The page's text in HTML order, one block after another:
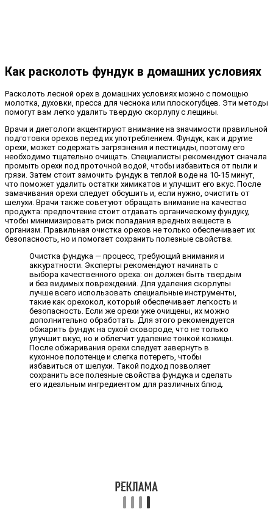
Как расколоть фундук в домашних условиях
Расколоть лесной орех в домашних условиях можно с помощью
молотка, духовки, пресса для чеснока или плоскогубцев. Эти методы
помогут вам легко удалить твердую скорлупу с лещины.
Врачи и диетологи акцентируют внимание на значимости правильной
подготовки орехов перед их употреблением. Фундук, как и другие
орехи, может содержать загрязнения и пестициды, поэтому его
необходимо тщательно очищать. Специалисты рекомендуют сначала
промыть орехи под проточной водой, чтобы избавиться от пыли и
грязи. Затем стоит замочить фундук в теплой воде на 10-15 минут,
что поможет удалить остатки химикатов и улучшит его вкус. После
замачивания орехи следует обсушить и, если нужно, очистить от
шелухи. Врачи также советуют обращать внимание на качество
продукта: предпочтение стоит отдавать органическому фундуку,
чтобы минимизировать риск попадания вредных веществ в
организм. Правильная очистка орехов не только обеспечивает их
безопасность, но и помогает сохранить полезные свойства.
Очистка фундука — процесс, требующий внимания и
аккуратности. Эксперты рекомендуют начинать с
выбора качественного ореха: он должен быть твердым
и без видимых повреждений. Для удаления скорлупы
лучше всего использовать специальные инструменты,
такие как орехокол, который обеспечивает легкость и
безопасность. Если же орехи уже очищены, их можно
дополнительно обработать. Для этого рекомендуется
обжарить фундук на сухой сковороде, что не только
улучшит вкус, но и облегчит удаление тонкой кожицы.
После обжаривания орехи следует завернуть в
кухонное полотенце и слегка потереть, чтобы
избавиться от шелухи. Такой подход позволяет
сохранить все полезные свойства фундука и сделать
его идеальным ингредиентом для различных блюд.